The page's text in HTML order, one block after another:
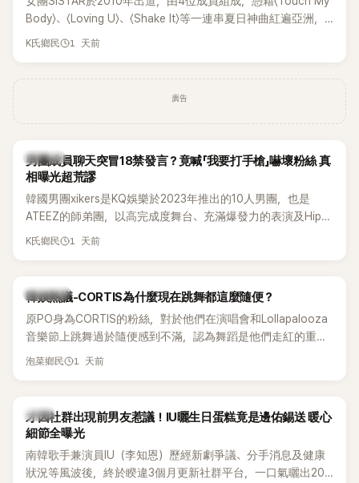
Body〉、〈Loving U〉、〈Shake It〉等一連串夏日神曲紅遍亞洲，
獲封「夏日女王」。不過，團體在出道滿7年後宣布解散，成員各
K氏鄉民 1 天前
廣告
K-POP
男團成員聊天突冒18禁發言？竟喊「我要打手槍」嚇壞粉絲 真
相曝光超荒謬
韓國男團xikers是KQ娛樂於2023年推出的10人男團，也是
ATEEZ的師弟團，以高完成度舞台、充滿爆發力的表演及Hip-
Hop風格聞名，出道後迅速累積大批海內外粉絲，近年也陸續
K氏鄉民 1 天前
熱議討論
韓娛熱議-CORTIS為什麼現在跳舞都這麼隨便？
原PO身為CORTIS的粉絲，對於他們在演唱會和Lollapalooza
音樂節上跳舞過於隨便感到不滿，認為舞蹈是他們走紅的重要
原因，希望他們能更認真地表演。
泡菜鄉民 1 天前
韓星
才因社群出現前男友惹議！IU曬生日蛋糕竟是邊佑錫送 暖心
細節全曝光
南韓歌手兼演員IU（李知恩）歷經新劇爭議、分手消息及健康
狀況等風波後，終於睽違3個月更新社群平台，一口氣曬出20